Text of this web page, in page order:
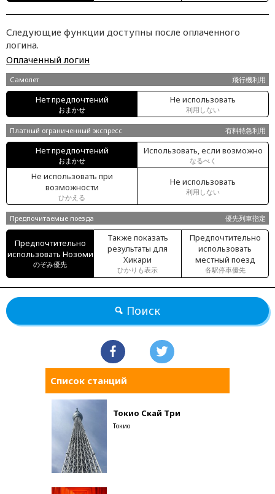
Следующие функции доступны после оплаченного
логина.
Оплаченный логин
Самолет 飛行機利用
Нет предпочтений
おまかせ
Не использовать
利用しない
Платный ограниченный экспресс 有料特急利用
Нет предпочтений
おまかせ
Использовать, если возможно
なるべく
Не использовать при
возможности
ひかえる
Не использовать
利用しない
Предпочитаемые поезда 優先列車指定
Предпочтительно
использовать Нозоми
のぞみ優先
Также показать
результаты для
Хикари
ひかりも表示
Предпочтительно
использовать
местный поезд
各駅停車優先
Поиск
Список станций
Токио Скай Три
Токио